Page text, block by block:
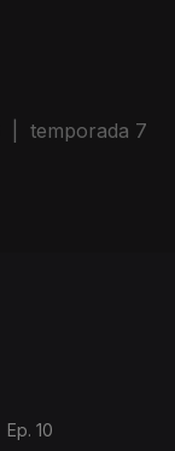
temporada 7
Ep. 10